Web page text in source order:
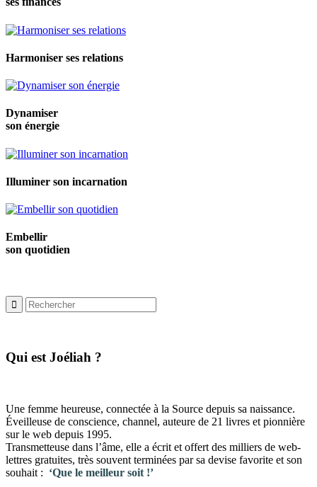
Harmoniser ses relations
Dynamiser
son énergie
Illuminer son incarnation
Embellir
son quotidien
​Qui est Joéliah ?
Une femme heureuse, connectée à la Source depuis sa naissance.
Éveilleuse de conscience, channel, auteure de 21 livres et pionnière
sur le web depuis 1995.
Transmetteuse dans l’âme, elle a écrit et offert des milliers de web-
lettres gratuites, très souvent terminées par sa devise favorite et son
souhait : ‘Que le meilleur soit !’